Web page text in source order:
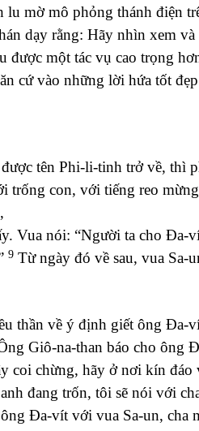
mờ mô phỏng thánh điện
dạy rằng: Hãy nhìn xem và
được một tác vụ cao trọng
cứ vào những lời hứa tốt
tên Phi-li-tinh trở về, thì
trống con, với tiếng reo
Vua nói: “Người ta cho Đa-
9Từ ngày đó về sau, vua Sa-
thần về ý định giết ông Đa-
Giô-na-than báo cho ông
coi chừng, hãy ở nơi kín đáo
đang trốn, tôi sẽ nói với
Đa-vít với vua Sa-un, cha